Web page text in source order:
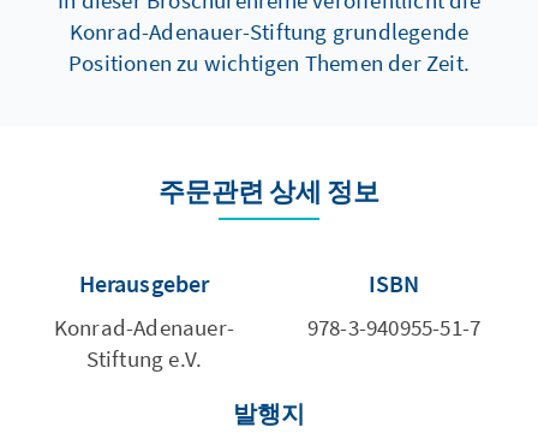
Konrad-Adenauer-Stiftung grundlegende
Positionen zu wichtigen Themen der Zeit.
주문관련 상세 정보
Herausgeber
Konrad-Adenauer-
Stiftung e.V.
ISBN
978-3-940955-51-7
발행지